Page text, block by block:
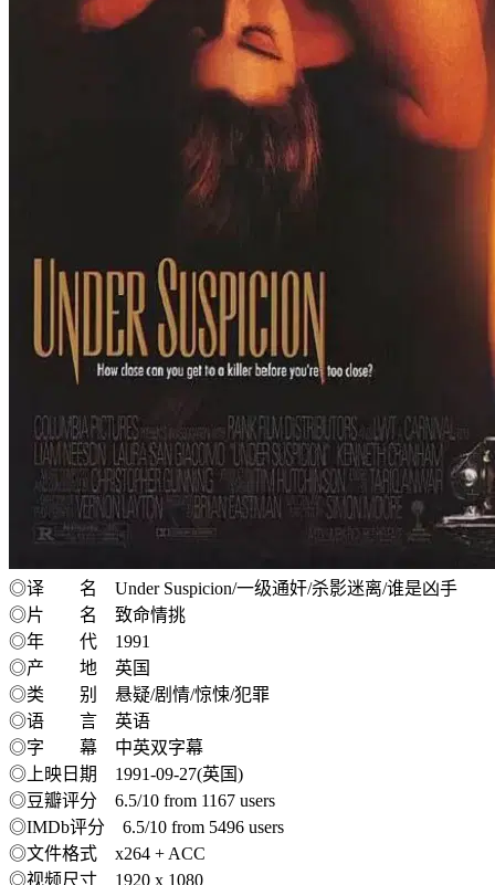
◎译 名 Under Suspicion/一级通奸/杀影迷离/谁是凶手
◎片 名 致命情挑
◎年 代 1991
◎产 地 英国
◎类 别 悬疑/剧情/惊悚/犯罪
◎语 言 英语
◎字 幕 中英双字幕
◎上映日期 1991-09-27(英国)
◎豆瓣评分 6.5/10 from 1167 users
◎IMDb评分 6.5/10 from 5496 users
◎文件格式 x264 + ACC
◎视频尺寸 1920 x 1080